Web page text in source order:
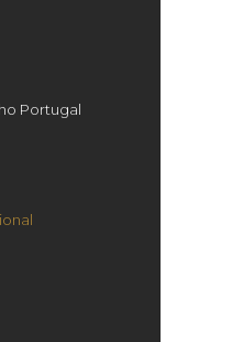
Portugal